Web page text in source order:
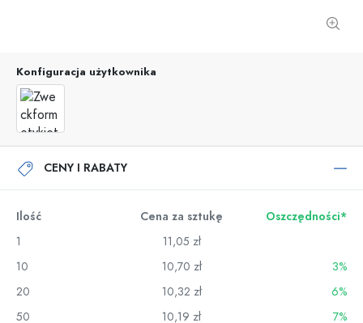
Konfiguracja użytkownika
CENY I RABATY
Ilość Cena za sztukę
Oszczędności*
1
11,05 zł
10
10,70 zł
3%
20
10,32 zł
6%
50
10,19 zł
7%